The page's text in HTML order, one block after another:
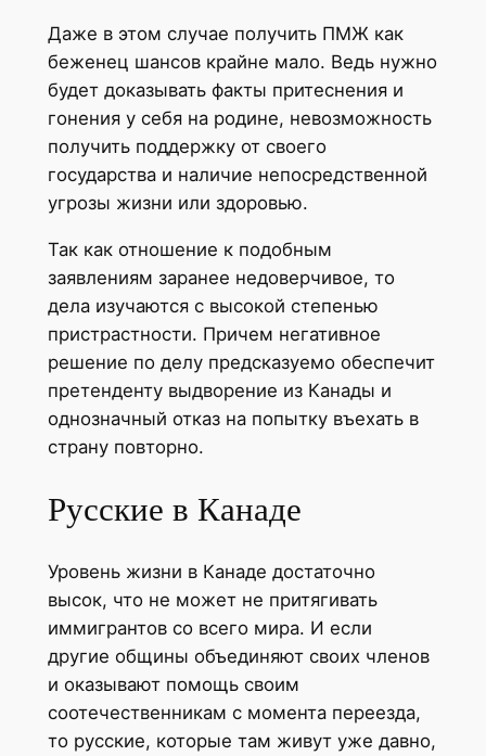
Даже в этом случае получить ПМЖ как
беженец шансов крайне мало. Ведь нужно
будет доказывать факты притеснения и
гонения у себя на родине, невозможность
получить поддержку от своего
государства и наличие непосредственной
угрозы жизни или здоровью.
Так как отношение к подобным
заявлениям заранее недоверчивое, то
дела изучаются с высокой степенью
пристрастности. Причем негативное
решение по делу предсказуемо обеспечит
претенденту выдворение из Канады и
однозначный отказ на попытку въехать в
страну повторно.
Русские в Канаде
Уровень жизни в Канаде достаточно
высок, что не может не притягивать
иммигрантов со всего мира. И если
другие общины объединяют своих членов
и оказывают помощь своим
соотечественникам с момента переезда,
то русские, которые там живут уже давно,